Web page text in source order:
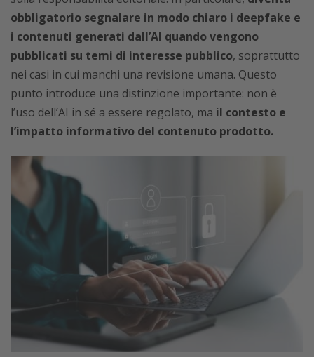
obbligatorio segnalare in modo chiaro i deepfake e
i contenuti generati dall’AI quando vengono
pubblicati su temi di interesse pubblico, soprattutto
nei casi in cui manchi una revisione umana. Questo
punto introduce una distinzione importante: non è
l’uso dell’AI in sé a essere regolato, ma il contesto e
l’impatto informativo del contenuto prodotto.